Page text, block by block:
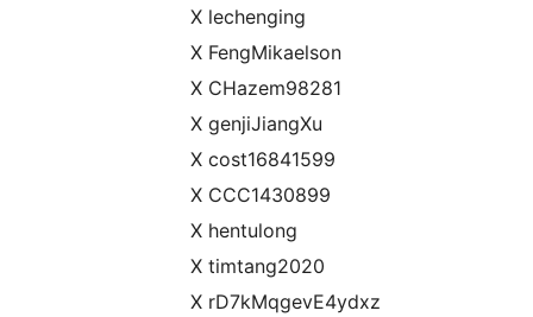
X lechenging
X FengMikaelson
X CHazem98281
X genjiJiangXu
X cost16841599
X CCC1430899
X hentulong
X timtang2020
X rD7kMqgevE4ydxz